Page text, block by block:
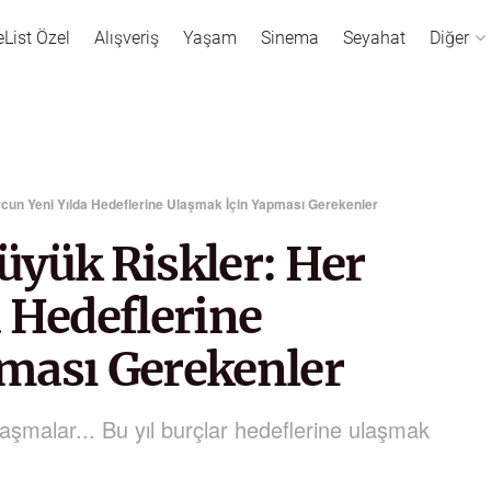
Özel Alışveriş Yaşam Sinema Seyahat Diğer
Yeni Yılda Hedeflerine Ulaşmak İçin Yapması Gerekenler
Riskler: Her
Hedeflerine
Gerekenler
Bu yıl burçlar hedeflerine ulaşmak